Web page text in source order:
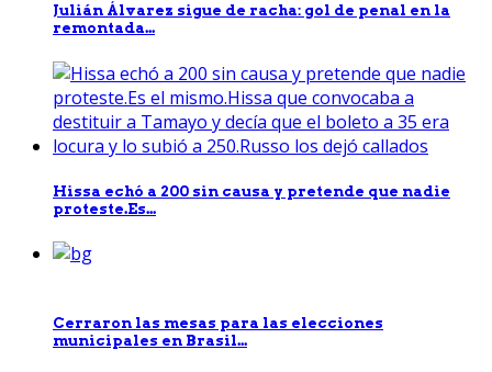
Julián Álvarez sigue de racha: gol de penal en la
remontada...
Hissa echó a 200 sin causa y pretende que nadie
proteste.Es...
Cerraron las mesas para las elecciones
municipales en Brasil...